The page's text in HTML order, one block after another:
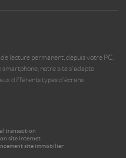
lecture permanent, depuis votre PC,
notre site s'adapte
différents types d'écrans
transaction
site internet
site immobilier